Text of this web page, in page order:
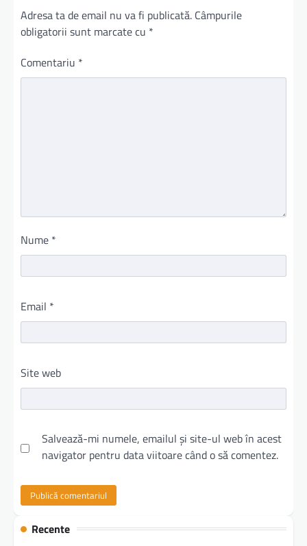
Adresa ta de email nu va fi publicată. Câmpurile
obligatorii sunt marcate cu *
Comentariu *
Nume *
Email *
Site web
Salvează-mi numele, emailul și site-ul web în acest
navigator pentru data viitoare când o să comentez.
Recente